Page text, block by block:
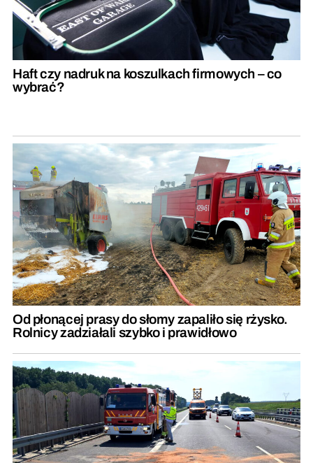
Haft czy nadruk na koszulkach firmowych – co
wybrać?
Od płonącej prasy do słomy zapaliło się rżysko.
Rolnicy zadziałali szybko i prawidłowo